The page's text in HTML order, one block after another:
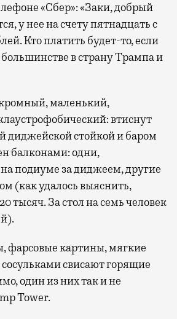
«Сбер»: «Заки, добрый
у нее на счету пятнадцать с
Кто платить будет-то, если
в страну Трампа и
маленький,
втиснут
стойкой и баром
балконами: одни,
подиуме за диджеем, другие
(как удалось выяснить,
тысяч. За стол на семь человек
фарсовые картины, мягкие
свисают горящие
один из них так и не
Tower.